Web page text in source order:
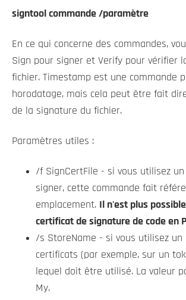
signtool commande /paramètre
En ce qui concerne des commandes,
Sign pour signer et Verify pour vérifier
fichier. Timestamp est une commande
horodatage, mais cela peut être fait
de la signature du fichier.
Paramètres utiles :
/f SignCertFile - si vous utilisez un
signer, cette commande fait
emplacement. Il n'est plus
certificat de signature de code en
/s StoreName - si vous utilisez un
certificats (par exemple, sur un
lequel doit être utilisé. La valeur
My.